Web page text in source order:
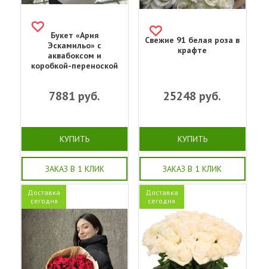
Букет «‎Ария
Эскамильо» с
аквабоксом и
коробкой-переноской
7881 руб.
КУПИТЬ
ЗАКАЗ В 1 КЛИК
Свежие 91 белая роза в
крафте
25248 руб.
КУПИТЬ
ЗАКАЗ В 1 КЛИК
Доставка
сегодня
Доставка
сегодня